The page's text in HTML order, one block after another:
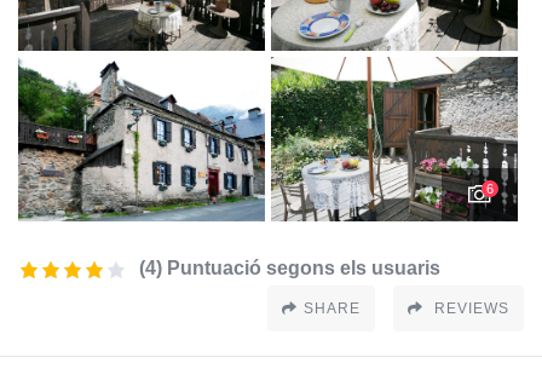
6
(4) Puntuació segons els usuaris
SHARE REVIEWS